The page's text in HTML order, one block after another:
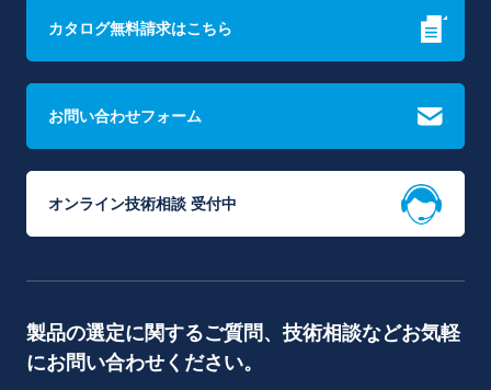
カタログ無料請求はこちら
お問い合わせフォーム
オンライン技術相談 受付中
製品の選定に関するご質問、技術相談などお気軽
にお問い合わせください。